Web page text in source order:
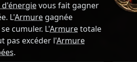
d'énergievous fait gagner
L'Armure gagnée
cumuler. L'Armuretotale
pas excéder l'Armure
.